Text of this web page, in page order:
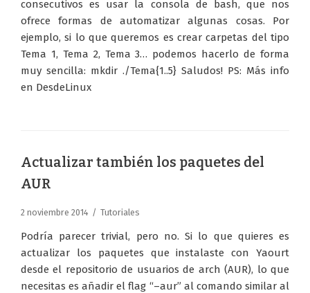
consecutivos es usar la consola de bash, que nos
ofrece formas de automatizar algunas cosas. Por
ejemplo, si lo que queremos es crear carpetas del tipo
Tema 1, Tema 2, Tema 3… podemos hacerlo de forma
muy sencilla: mkdir ./Tema{1..5} Saludos! PS: Más info
en DesdeLinux
Actualizar también los paquetes del
AUR
2 noviembre 2014 Tutoriales
Podría parecer trivial, pero no. Si lo que quieres es
actualizar los paquetes que instalaste con Yaourt
desde el repositorio de usuarios de arch (AUR), lo que
necesitas es añadir el flag “–aur” al comando similar al